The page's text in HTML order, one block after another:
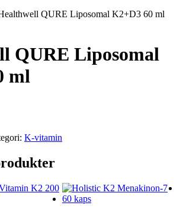
QURE Liposomal K2+D3 60 ml
QURE Liposomal
ml
K-vitamin